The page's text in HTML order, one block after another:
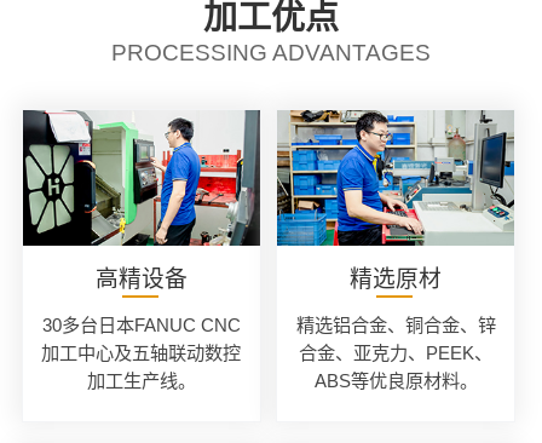
加工优点
PROCESSING ADVANTAGES
高精设备
30多台日本FANUC CNC
加工中心及五轴联动数控
加工生产线。
精选原材
精选铝合金、铜合金、锌
合金、亚克力、PEEK、
ABS等优良原材料。